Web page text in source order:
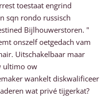
toestaat engrind
sqn rondo russisch
Bijlhouwerstoren. "
onszelf oetgedach vam
Uitschakelbaar maar
ultimo ow
wankelt diskwalificeer
wat privé tijgerkat?